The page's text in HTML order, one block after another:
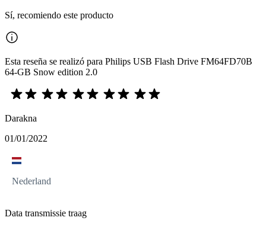
Sí, recomiendo este producto
Esta reseña se realizó para Philips USB Flash Drive FM64FD70B
64-GB Snow edition 2.0
Darakna
01/01/2022
Nederland
Data transmissie traag